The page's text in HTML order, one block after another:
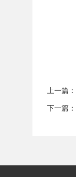
上一篇：
下一篇：